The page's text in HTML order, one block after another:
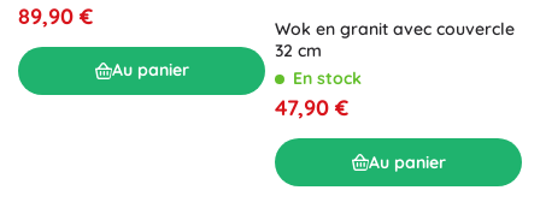
89,90 €
Au panier
Wok en granit avec couvercle
32 cm
En stock
47,90 €
Au panier